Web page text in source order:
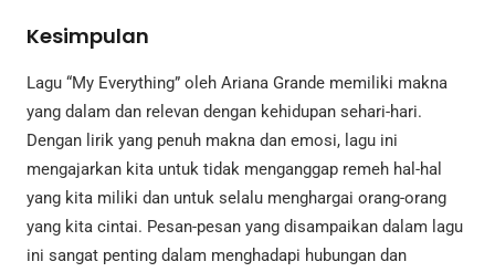
Kesimpulan
Lagu “My Everything” oleh Ariana Grande memiliki makna
yang dalam dan relevan dengan kehidupan sehari-hari.
Dengan lirik yang penuh makna dan emosi, lagu ini
mengajarkan kita untuk tidak menganggap remeh hal-hal
yang kita miliki dan untuk selalu menghargai orang-orang
yang kita cintai. Pesan-pesan yang disampaikan dalam lagu
ini sangat penting dalam menghadapi hubungan dan